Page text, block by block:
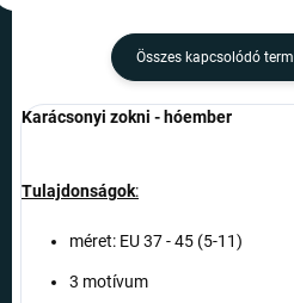
Összes kapcsolódó
Karácsonyi zokni - hóember
Tulajdonságok:
méret: EU 37 - 45 (5-11)
3 motívum